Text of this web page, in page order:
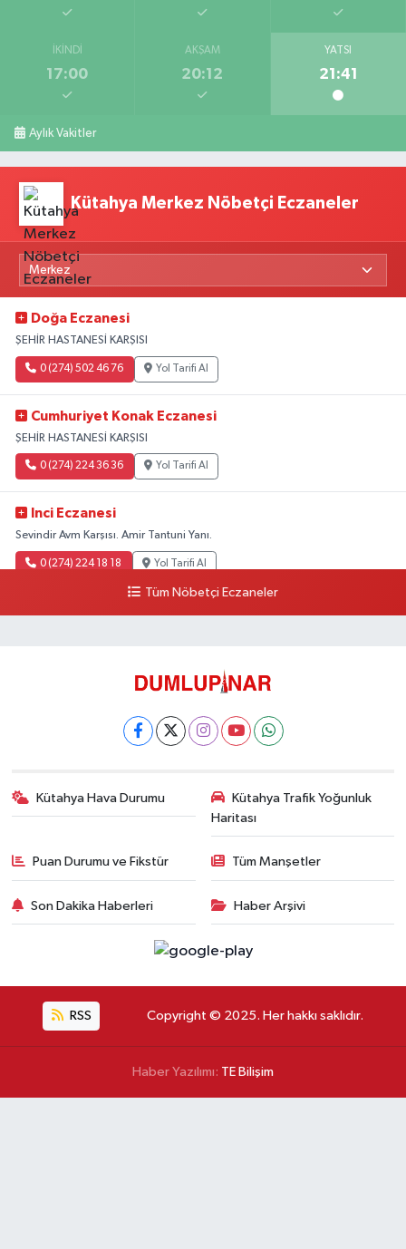
İKINDI
17:00
AKŞAM
20:12
YATSI
21:41
Aylık Vakitler
Kütahya Merkez Nöbetçi Eczaneler
Doğa Eczanesi
ŞEHİR HASTANESİ KARŞISI
0 (274) 502 46 76 Yol Tarifi Al
Cumhuriyet Konak Eczanesi
ŞEHİR HASTANESİ KARŞISI
0 (274) 224 36 36 Yol Tarifi Al
Inci Eczanesi
Sevindir Avm Karşısı. Amir Tantuni Yanı.
0 (274) 224 18 18 Yol Tarifi Al
Tüm Nöbetçi Eczaneler
Kütahya Hava Durumu
Kütahya Trafik Yoğunluk
Haritası
Puan Durumu ve Fikstür Tüm Manşetler
Son Dakika Haberleri Haber Arşivi
RSS Copyright © 2025. Her hakkı saklıdır.
Haber Yazılımı: TE Bilişim